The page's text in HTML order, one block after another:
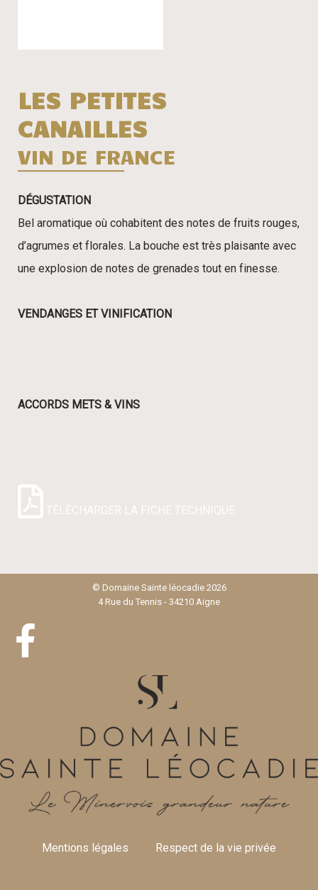
LES PETITES
CANAILLES
VIN DE FRANCE
DÉGUSTATION
Bel aromatique où cohabitent des notes de fruits rouges,
d’agrumes et florales. La bouche est très plaisante avec
une explosion de notes de grenades tout en finesse.
VENDANGES ET VINIFICATION
ACCORDS METS & VINS
TÉLÉCHARGER LA FICHE TECHNIQUE
© Domaine Sainte léocadie 2026
4 Rue du Tennis - 34210 Aigne
Mentions légales Respect de la vie privée